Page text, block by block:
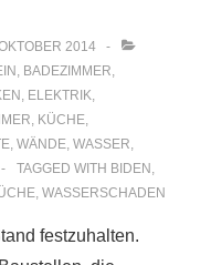
2014
, BADEZIMMER,
, ELEKTRIK,
, KÜCHE,
, WÄNDE, WASSER,
TAGGED WITH BIDEN ,
, WASSERSCHADEN
festzuhalten.